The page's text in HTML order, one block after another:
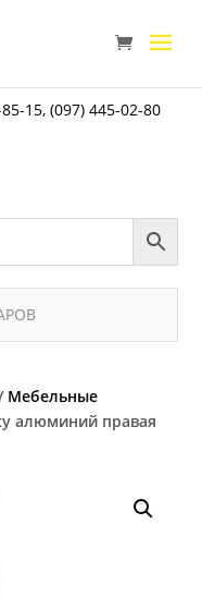
15,(097) 445-02-80
Мебельные
алюминий правая